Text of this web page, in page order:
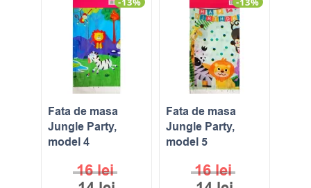
Fata de masa
Jungle Party,
model 4
16lei
Fata de masa
Jungle Party,
model 5
16lei